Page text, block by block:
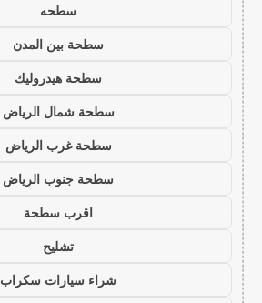
سطحه
سطحة بين المدن
سطحة هيدروليك
سطحة شمال الرياض
سطحة غرب الرياض
سطحة جنوب الرياض
اقرب سطحة
تشليح
شراء سيارات سكراب